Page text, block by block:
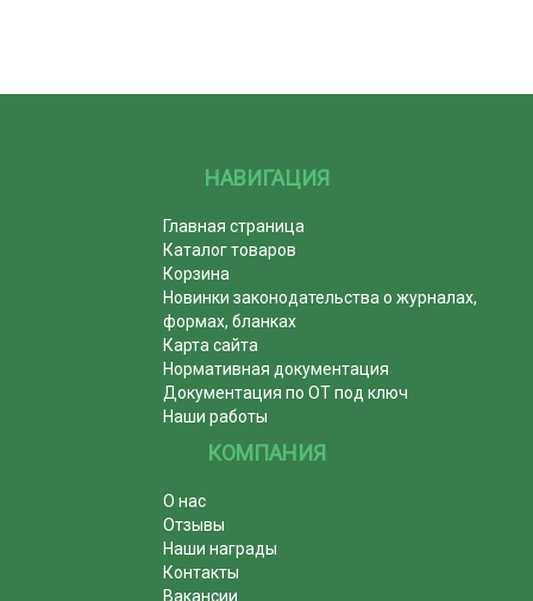
НАВИГАЦИЯ
Главная страница
Каталог товаров
Корзина
Новинки законодательства о журналах,
формах, бланках
Карта сайта
Нормативная документация
Документация по ОТ под ключ
Наши работы
КОМПАНИЯ
О нас
Отзывы
Наши награды
Контакты
Вакансии